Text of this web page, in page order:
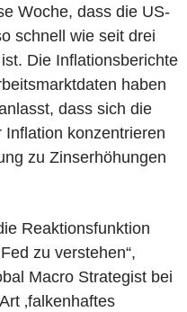
Woche, dass die US-
schnell wie seit drei
Die Inflationsberichte
haben
dass sich die
konzentrieren
zu Zinserhöhungen
Reaktionsfunktion
zu verstehen“,
Macro Strategist bei
‚falkenhaftes